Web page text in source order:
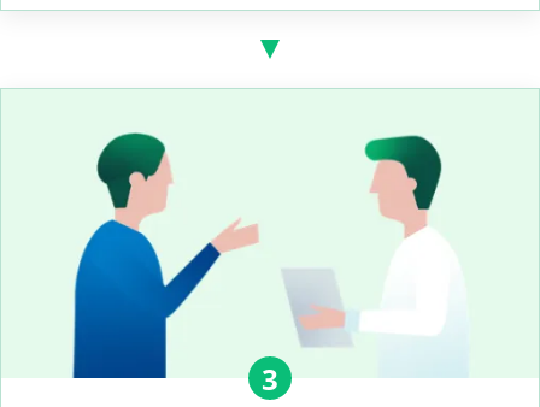
3